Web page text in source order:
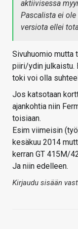
aktiivisessa
Pascalista ei
versiota ellei
Sivuhuomio mutta
piiri/ydin julkaistu.
toki voi olla
Jos katsotaan
ajankohtia niin
toisiaan.
Esim viimeisin
kesäkuu 2014
kerran GT 415M/
Ja niin edelleen.
Kirjaudu sisään